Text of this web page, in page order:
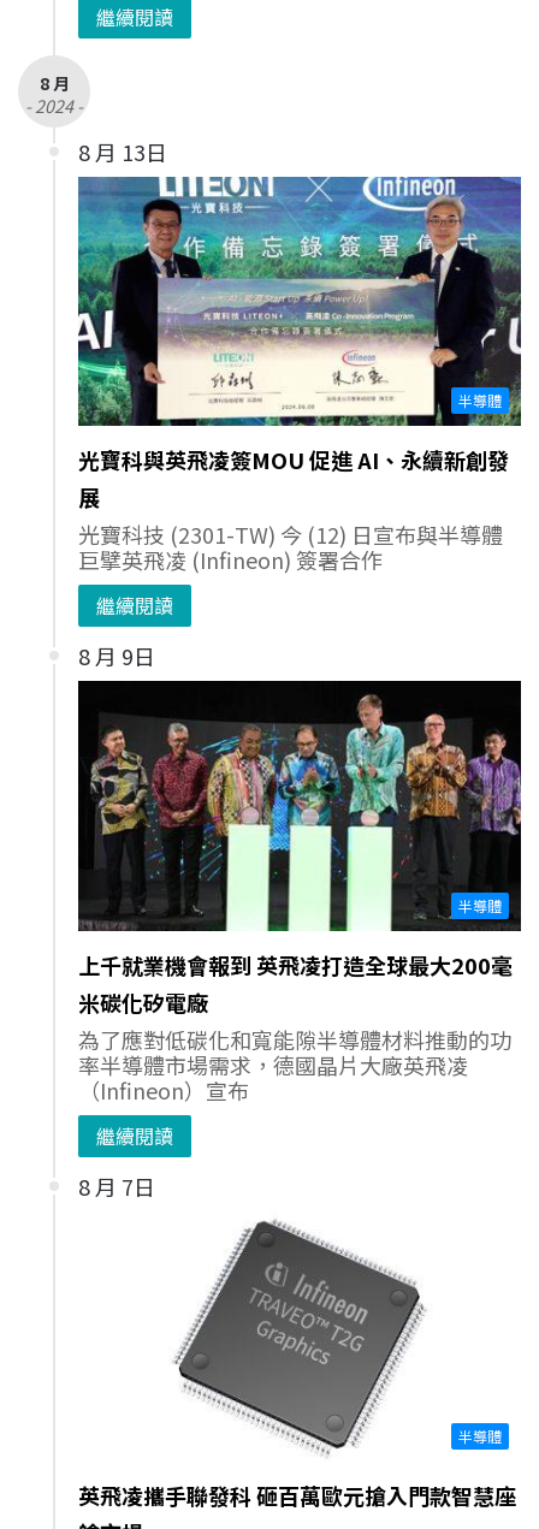
繼續閱讀
8 月
- 2024 -
8 月 13日
半導體
光寶科與英飛凌簽MOU 促進 AI、永續新創發
展
光寶科技 (2301-TW) 今 (12) 日宣布與半導體
巨擘英飛凌 (Infineon) 簽署合作
繼續閱讀
8 月 9日
半導體
上千就業機會報到 英飛凌打造全球最大200毫
米碳化矽電廠
為了應對低碳化和寬能隙半導體材料推動的功
率半導體市場需求，德國晶片大廠英飛凌
（Infineon）宣布
繼續閱讀
8 月 7日
半導體
英飛凌攜手聯發科 砸百萬歐元搶入門款智慧座